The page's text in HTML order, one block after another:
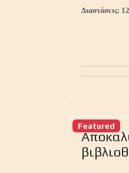
Διαστάσεις:
Previous
Featured